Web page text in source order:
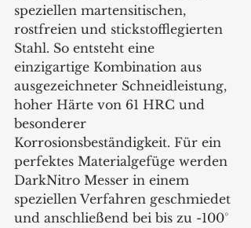
speziellen martensitischen,
rostfreien und stickstofflegierten
Stahl. So entsteht eine
einzigartige Kombination aus
ausgezeichneter Schneidleistung,
hoher Härte von 61 HRC und
besonderer
Korrosionsbeständigkeit. Für ein
perfektes Materialgefüge werden
DarkNitro Messer in einem
speziellen Verfahren geschmiedet
und anschließend bei bis zu -100°